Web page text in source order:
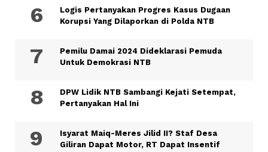
Logis Pertanyakan Progres Kasus Dugaan
Korupsi Yang Dilaporkan di Polda NTB
Pemilu Damai 2024 Dideklarasi Pemuda
Untuk Demokrasi NTB
DPW Lidik NTB Sambangi Kejati Setempat,
Pertanyakan Hal Ini
Isyarat Maiq-Meres Jilid II? Staf Desa
Giliran Dapat Motor, RT Dapat Insentif